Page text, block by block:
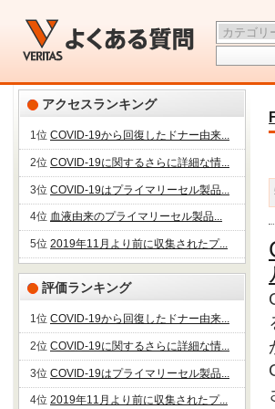
アクセスランキング
1位 COVID-19から回復したドナー由来...
2位 COVID-19に関するさらに詳細な情...
3位 COVID-19はプライマリーセル製品...
4位 血液由来のプライマリーセル製品...
5位 2019年11月より前に収集されたプ...
評価ランキング
1位 COVID-19から回復したドナー由来...
2位 COVID-19に関するさらに詳細な情...
3位 COVID-19はプライマリーセル製品...
4位 2019年11月より前に収集されたプ...